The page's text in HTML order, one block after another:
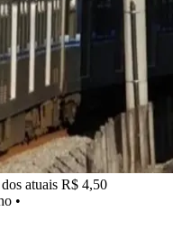
atuais R$ 4,50
•